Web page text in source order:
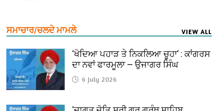
ਸਮਾਚਾਰ/ਚਲਦੇ ਮਾਮਲੇ VIEW ALL
‘ਖੋਦਿਆ ਪਹਾੜ ਤੇ ਨਿਕਲਿਆ ਚੂਹਾ’ : ਕਾਂਗਰਸ
ਦਾ ਨਵਾਂ ਫਾਰਮੂਲਾ — ਉਜਾਗਰ ਸਿੰਘ
6 July 2026